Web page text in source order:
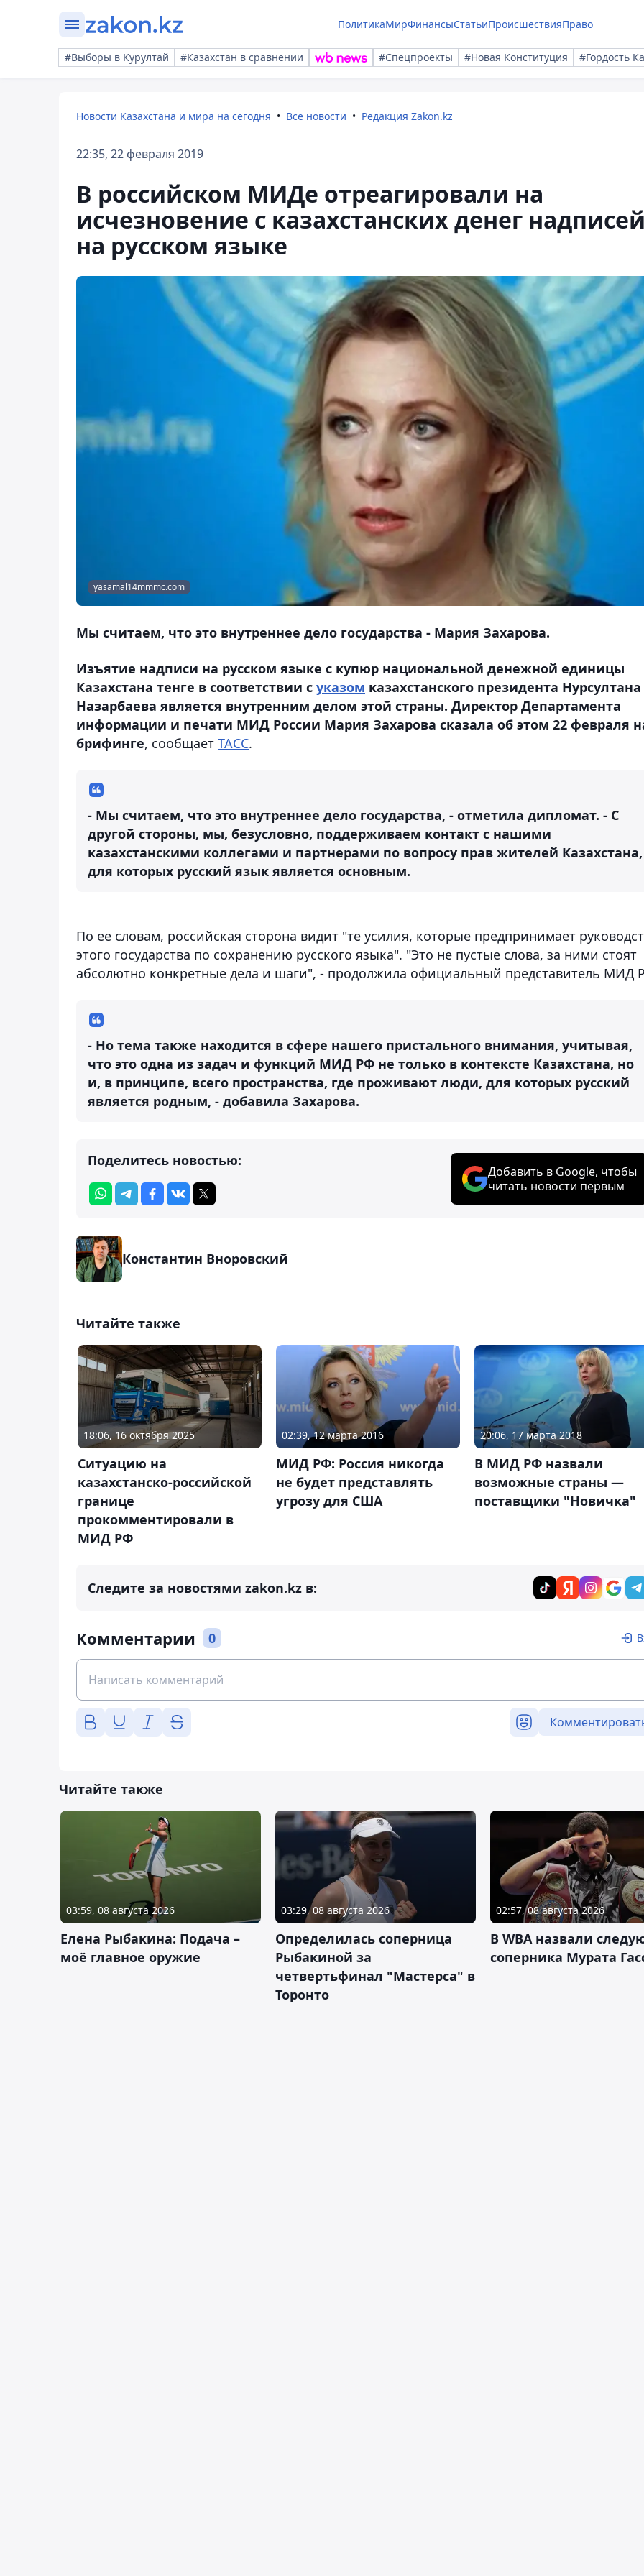
ПолитикаМирФинансыСтатьиПроисшествияПраво
#Выборы в Курултай #Казахстан в сравнении #Спецпроекты #Новая Конституция #Гордость
Новости Казахстана и мира на сегодня Все новости Редакция Zakon.kz
22:35, 22 февраля 2019
В российском МИДе отреагировали на
исчезновение с казахстанских денег
на русском языке
yasamal14mmmc.com
Мы считаем, что это внутреннее дело государства - Мария Захарова.
Изъятие надписи на русском языке с купюр национальной денежной единицы
Казахстана тенге в соответствии с указом казахстанского президента Нурсултана
Назарбаева является внутренним делом этой страны. Директор Департамента
информации и печати МИД России Мария Захарова сказала об этом 22 февраля
брифинге, сообщает ТАСС.
- Мы считаем, что это внутреннее дело государства, - отметила дипломат. - С
другой стороны, мы, безусловно, поддерживаем контакт с нашими
казахстанскими коллегами и партнерами по вопросу прав жителей Казахстана,
для которых русский язык является основным.
По ее словам, российская сторона видит "те усилия, которые предпринимает
этого государства по сохранению русского языка". "Это не пустые слова, за ними стоят
абсолютно конкретные дела и шаги", - продолжила официальный представитель МИД
- Но тема также находится в сфере нашего пристального внимания, учитывая,
что это одна из задач и функций МИД РФ не только в контексте Казахстана, но
и, в принципе, всего пространства, где проживают люди, для которых русский
является родным, - добавила Захарова.
Поделитесь новостью:
Добавить в Google, чтобы
читать новости первым
Константин Вноровский
Читайте также
18:06, 16 октября 2025
Ситуацию на
казахстанско-российской
границе
прокомментировали в
МИД РФ
02:39, 12 марта 2016
МИД РФ: Россия никогда
не будет представлять
угрозу для США
20:06, 17 марта 2018
В МИД РФ назвали
возможные страны —
поставщики "Новичка"
Следите за новостями zakon.kz в:
Комментарии 0
Читайте также
03:59, 08 августа 2026
Елена Рыбакина: Подача –
моё главное оружие
03:29, 08 августа 2026
Определилась соперница
Рыбакиной за
четвертьфинал "Мастерса" в
Торонто
02:57, 08 августа 2026
В WBA назвали
соперника Мурата